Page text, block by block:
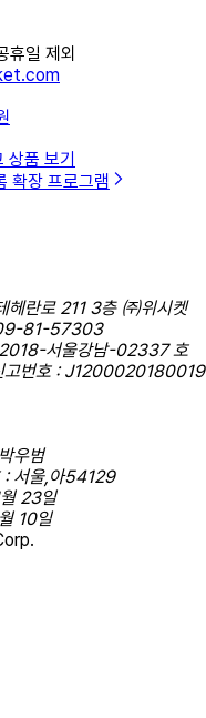
휴일 제외
상품 보기
확장 프로그램
헤란로 211 3층 ㈜위시켓
81-57303
2018-서울강남-02337 호
고번호 : J1200020180019
우범
: 서울,아54129
23일
10일